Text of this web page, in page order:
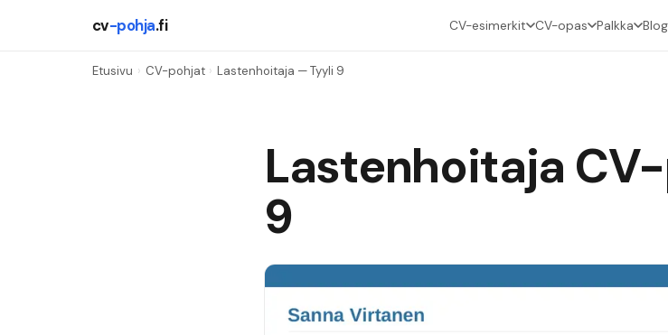
cv-pohja.fi CV-esimerkit CV-opas Palkka
Etusivu › CV-pohjat › Lastenhoitaja — Tyyli 9
Lastenhoitaja
9